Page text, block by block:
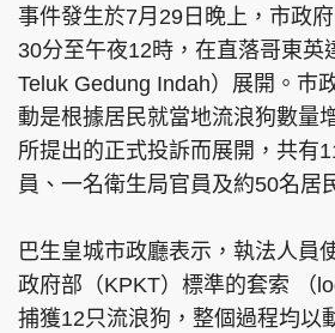
事件發生於7月29日晚上，市政
30分至午夜12時，在直落哥東英
Teluk Gedung Indah）展開。巿
動是根據居民就當地流浪狗數量
所提出的正式投訴而展開，共有
員、一名衛生局官員及約50名居
巴生皇城市政廳表示，執法人員
政府部（KPKT）標準的套索 （
捕獲12只流浪狗，整個過程均以